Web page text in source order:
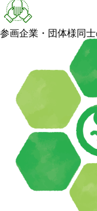
参画企業・団体様同